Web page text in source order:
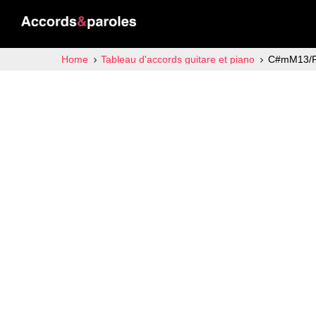
Home Tableau d'accords guitare et piano C#mM13/